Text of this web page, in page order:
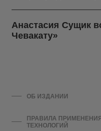
Анастасия Сущик
Чевакату»
ОБ ИЗДАНИИ
ПРАВИЛА
ТЕХНОЛОГИЙ